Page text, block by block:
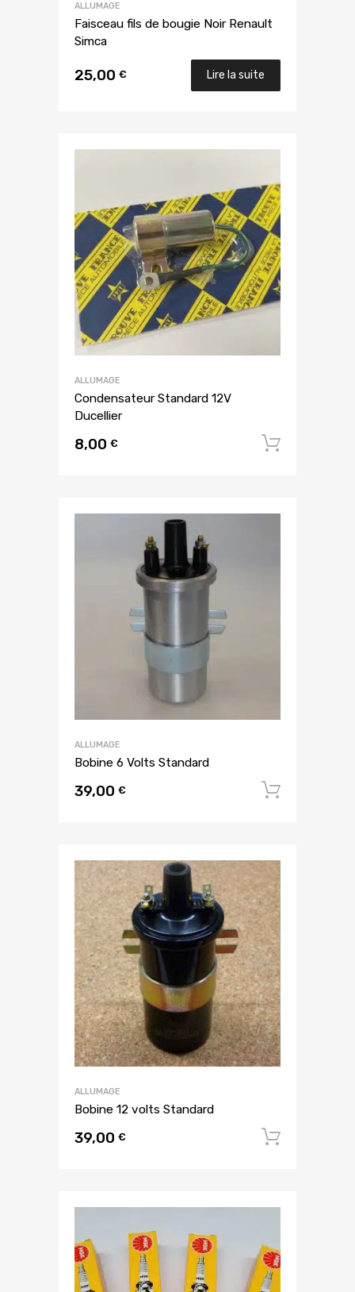
ALLUMAGE
Faisceau fils de bougie Noir Renault
Simca
25,00 € Lire la suite
ALLUMAGE
Condensateur Standard 12V
Ducellier
8,00 €
ALLUMAGE
Bobine 6 Volts Standard
39,00 €
ALLUMAGE
Bobine 12 volts Standard
39,00 €